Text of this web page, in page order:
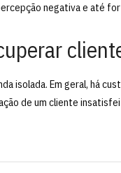
negativa e até
isolada. Em geral, há
de um cliente